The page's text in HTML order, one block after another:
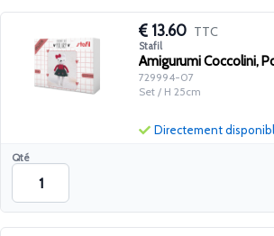
13.60 TTC
Stafil
Amigurumi Coccolini,
729994-07
Set / H 25cm
Qté
Directement